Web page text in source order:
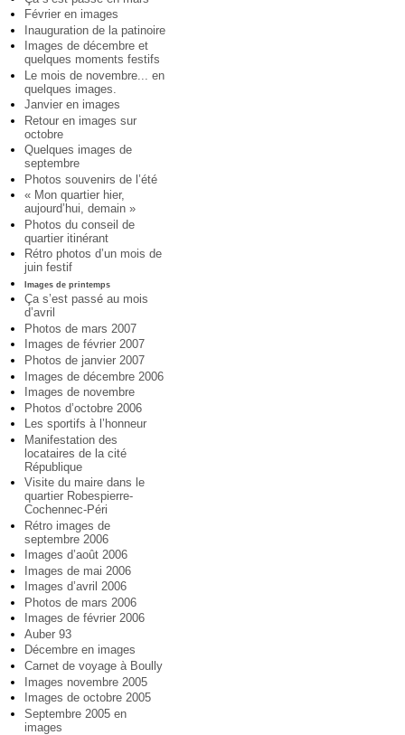
Février en images
Inauguration de la patinoire
Images de décembre et
quelques moments festifs
Le mois de novembre... en
quelques images.
Janvier en images
Retour en images sur
octobre
Quelques images de
septembre
Photos souvenirs de l’été
« Mon quartier hier,
aujourd’hui, demain »
Photos du conseil de
quartier itinérant
Rétro photos d’un mois de
juin festif
Images de printemps
Ça s’est passé au mois
d’avril
Photos de mars 2007
Images de février 2007
Photos de janvier 2007
Images de décembre 2006
Images de novembre
Photos d’octobre 2006
Les sportifs à l’honneur
Manifestation des
locataires de la cité
République
Visite du maire dans le
quartier Robespierre-
Cochennec-Péri
Rétro images de
septembre 2006
Images d’août 2006
Images de mai 2006
Images d’avril 2006
Photos de mars 2006
Images de février 2006
Auber 93
Décembre en images
Carnet de voyage à Boully
Images novembre 2005
Images de octobre 2005
Septembre 2005 en
images